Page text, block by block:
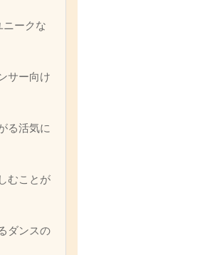
ークな
サー向け
る活気に
むことが
ダンスの